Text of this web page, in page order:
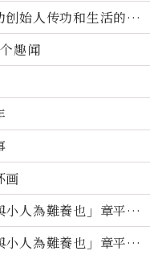
创始人传功和生活的故
趣闻
画
小人為難養也」章平議
小人為難養也」章平議